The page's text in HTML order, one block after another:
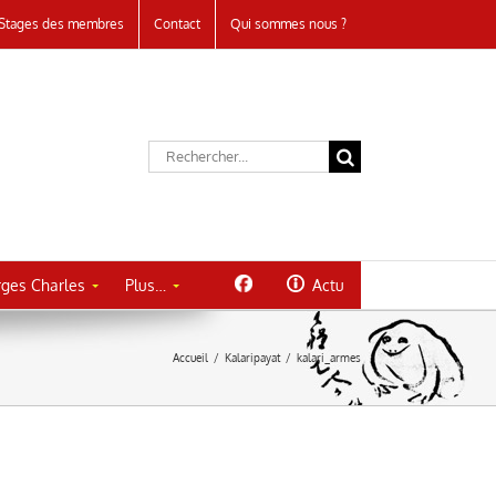
des membres Contact Qui sommes nous ?
Rechercher:
Charles Plus… Actu
Accueil / Kalaripayat / kalari_armes